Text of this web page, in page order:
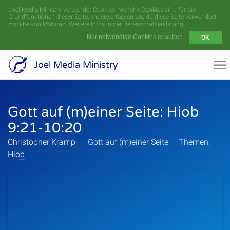
Joel Media Ministry verwendet Cookies. Manche Cookies sind für die
Grundfunktionen dieser Seite, andere erfassen wie du diese Seite verwendest
mithilfe von Matomo. Weitere Infos in der Datenschutzerklärung.
Nur notwendige Cookies erlauben
OK
Joel Media Ministry
Gott auf (m)einer Seite: Hiob
9:21-10:20
Christopher Kramp · Gott auf (m)einer Seite · Themen:
Hiob
Menü
Videoarchiv
Serien